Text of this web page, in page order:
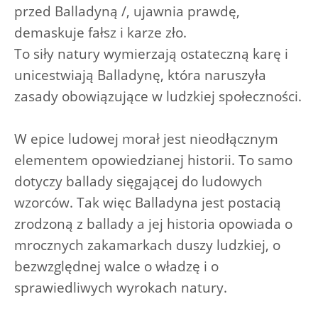
przed Balladyną /, ujawnia prawdę,
demaskuje fałsz i karze zło.
To siły natury wymierzają ostateczną karę i
unicestwiają Balladynę, która naruszyła
zasady obowiązujące w ludzkiej społeczności.
W epice ludowej morał jest nieodłącznym
elementem opowiedzianej historii. To samo
dotyczy ballady sięgającej do ludowych
wzorców. Tak więc Balladyna jest postacią
zrodzoną z ballady a jej historia opowiada o
mrocznych zakamarkach duszy ludzkiej, o
bezwzględnej walce o władzę i o
sprawiedliwych wyrokach natury.